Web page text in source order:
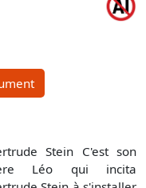
Stein C'est son
Léo qui incita